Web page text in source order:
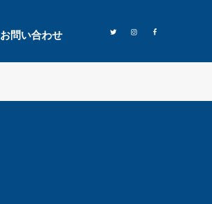
お問い合わせ